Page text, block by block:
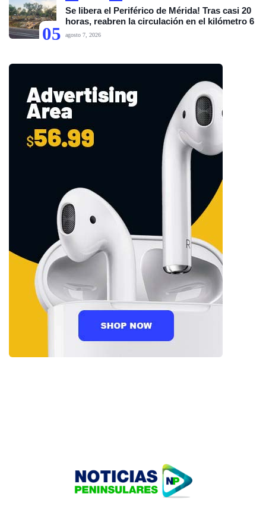
05
Se libera el Periférico de Mérida! Tras casi 20
horas, reabren la circulación en el kilómetro 6
agosto 7, 2026